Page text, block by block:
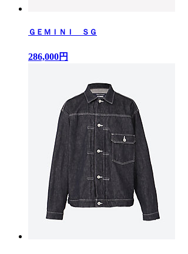
ＧＥＭＩＮＩ ＳＧ
286,000円